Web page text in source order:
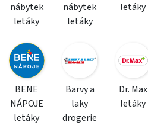
nábytek
letáky
nábytek
letáky
letáky
BENE
NÁPOJE
letáky
Barvy a
laky
drogerie
Dr. Max
letáky